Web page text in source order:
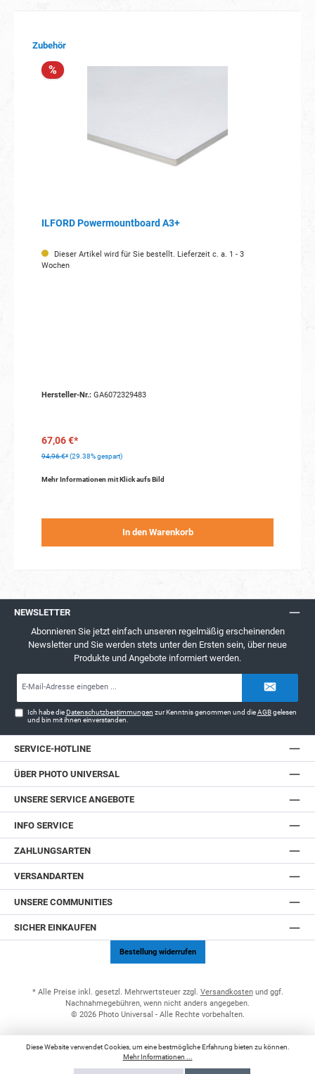
Produktgalerie überspringen
Zubehör
%
ILFORD Powermountboard A3+
Dieser Artikel wird für Sie bestellt. Lieferzeit c. a. 1 - 3
Wochen
Hersteller-Nr.:GA6072329483
67,06 €*
94,96 €* (29.38% gespart)
Mehr Informationen mit Klick aufs Bild
In den Warenkorb
NEWSLETTER
Abonnieren Sie jetzt einfach unseren regelmäßig erscheinenden
Newsletter und Sie werden stets unter den Ersten sein, über neue
Produkte und Angebote informiert werden.
Ich habe dieDatenschutzbestimmungen zur Kenntnis genommen und dieAGBgelesen
und bin mit ihnen einverstanden.
SERVICE-HOTLINE
ÜBER PHOTO UNIVERSAL
UNSERE SERVICE ANGEBOTE
INFO SERVICE
ZAHLUNGSARTEN
VERSANDARTEN
UNSERE COMMUNITIES
SICHER EINKAUFEN
Bestellung widerrufen
* Alle Preise inkl. gesetzl. Mehrwertsteuer zzgl. Versandkostenund ggf.
Nachnahmegebühren, wenn nicht anders angegeben.
© 2026 Photo Universal - Alle Rechte vorbehalten.
Diese Website verwendet Cookies, um eine bestmögliche Erfahrung bieten zu können.
Mehr Informationen ...